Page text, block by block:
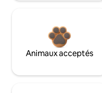
Animaux acceptés